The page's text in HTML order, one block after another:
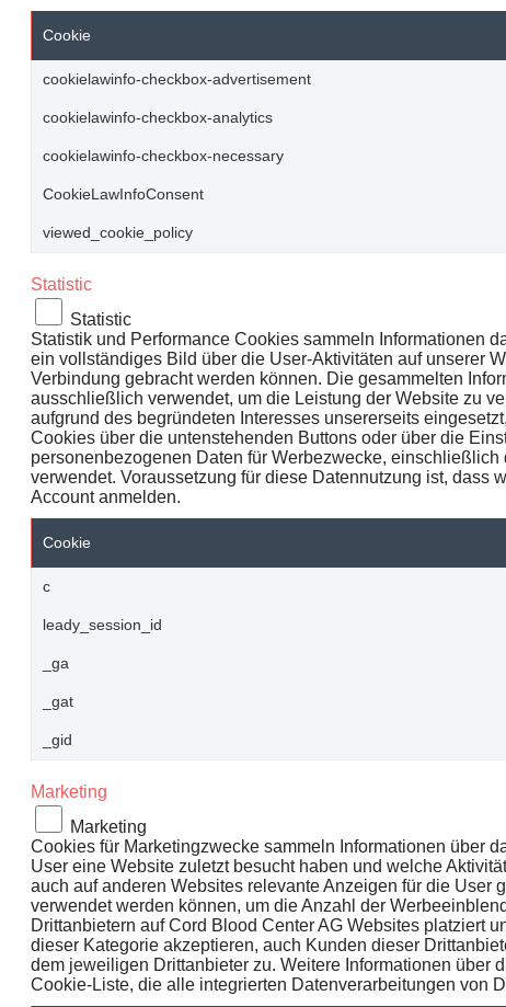
Cookie
cookielawinfo-checkbox-advertisement
cookielawinfo-checkbox-analytics
cookielawinfo-checkbox-necessary
CookieLawInfoConsent
viewed_cookie_policy
Statistic
Statistic
Statistik und Performance Cookies sammeln Informationen
ein vollständiges Bild über die User-Aktivitäten auf unserer
Verbindung gebracht werden können. Die gesammelten
ausschließlich verwendet, um die Leistung der Website zu
aufgrund des begründeten Interesses unsererseits
Cookies über die untenstehenden Buttons oder über die
personenbezogenen Daten für Werbezwecke,
verwendet. Voraussetzung für diese Datennutzung ist, dass
Account anmelden.
Cookie
c
leady_session_id
_ga
_gat
_gid
Marketing
Marketing
Cookies für Marketingzwecke sammeln Informationen über
User eine Website zuletzt besucht haben und welche
auch auf anderen Websites relevante Anzeigen für die User
verwendet werden können, um die Anzahl der
Drittanbietern auf Cord Blood Center AG Websites platziert
dieser Kategorie akzeptieren, auch Kunden dieser
dem jeweiligen Drittanbieter zu. Weitere Informationen über
Cookie-Liste, die alle integrierten Datenverarbeitungen von